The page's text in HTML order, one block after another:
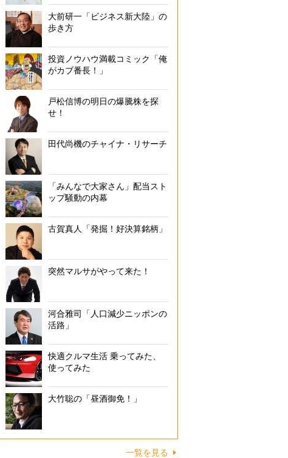
大前研一「ビジネス新大陸」の
歩き方
投資ノウハウ満載コミック「俺
がカブ番長！」
戸松信博の明日の爆騰株を探
せ！
田代尚機のチャイナ・リサーチ
「みんなで大家さん」配当スト
ップ騒動の内幕
古賀真人「発掘！好決算銘柄」
突然マルサがやって来た！
河合雅司「人口減少ニッポンの
活路」
快適クルマ生活 乗ってみた、
使ってみた
大竹聡の「昼酒御免！」
一覧を見る